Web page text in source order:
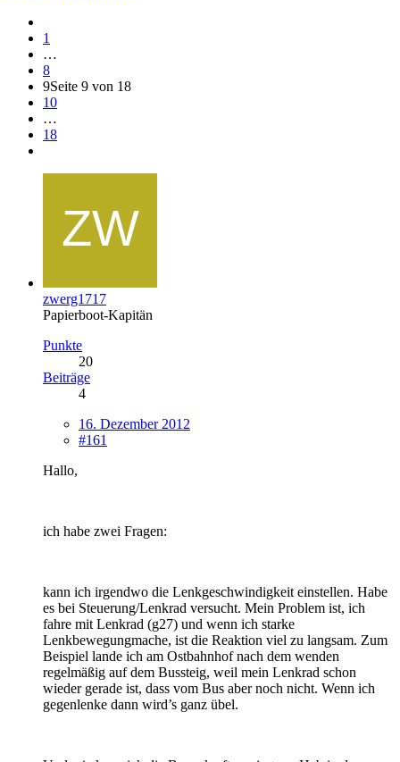
1
…
8
9Seite 9 von 18
10
…
18
zwerg1717
Papierboot-Kapitän
Punkte
20
Beiträge
4
16. Dezember 2012
#161
Hallo,
ich habe zwei Fragen:
kann ich irgendwo die Lenkgeschwindigkeit einstellen. Habe
es bei Steuerung/Lenkrad versucht. Mein Problem ist, ich
fahre mit Lenkrad (g27) und wenn ich starke
Lenkbewegungmache, ist die Reaktion viel zu langsam. Zum
Beispiel lande ich am Ostbahnhof nach dem wenden
regelmäßig auf dem Bussteig, weil mein Lenkrad schon
wieder gerade ist, dass vom Bus aber noch nicht. Wenn ich
gegenlenke dann wird’s ganz übel.